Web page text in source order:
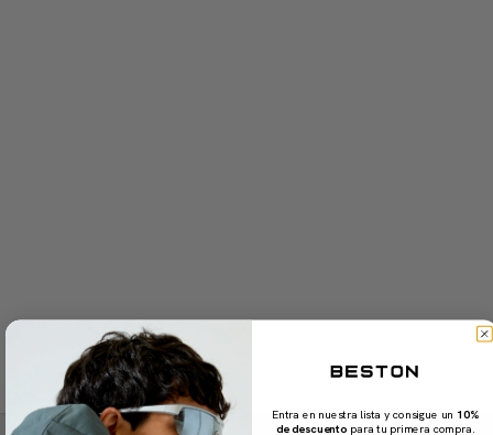
Colores disponibles
Color actual: Space Blue
Ver Coal Black
Ver Midnight Grey
PRECIO DE OFERTA
Entra en nuestra lista y consigue un 10%
de descuento para tu primera compra.